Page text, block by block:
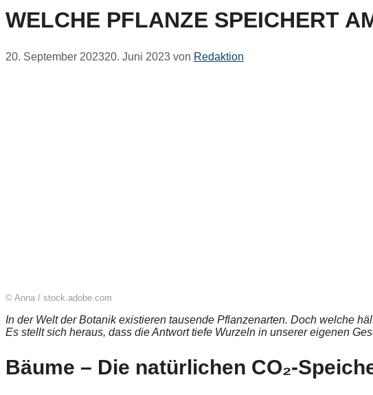
WELCHE PFLANZE SPEICHERT
20. September 202320. Juni 2023 von Redaktion
© Anna / stock.adobe.com
In der Welt der Botanik existieren tausende Pflanzenarten. Doch welche
Es stellt sich heraus, dass die Antwort tiefe Wurzeln in unserer eigenen
Bäume – Die natürlichen CO₂-